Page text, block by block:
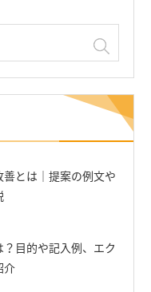
善とは｜提案の例文や
目的や記入例、エク
介